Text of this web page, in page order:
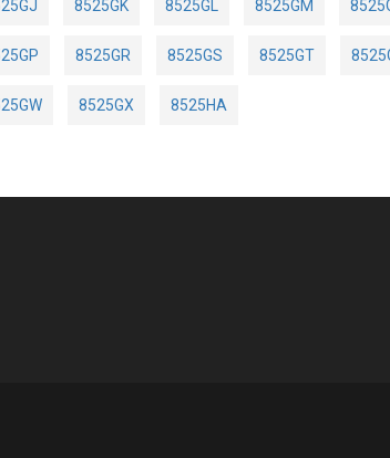
8525GK 8525GL 8525GM
8525GR 8525GS 8525GT
8525GX 8525HA